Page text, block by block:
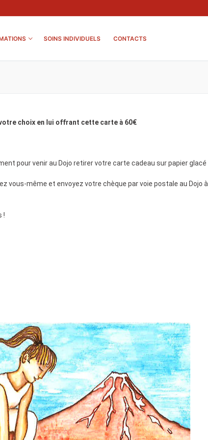
SOINS INDIVIDUELS CONTACTS
choix en lui offrant cette carte à 60€
pour venir au Dojo retirer votre carte cadeau sur papier glacé
même et envoyez votre chèque par voie postale au Dojo à
!